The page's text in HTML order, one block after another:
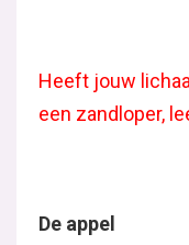
Heeft jouw
een zandloper,
De appel